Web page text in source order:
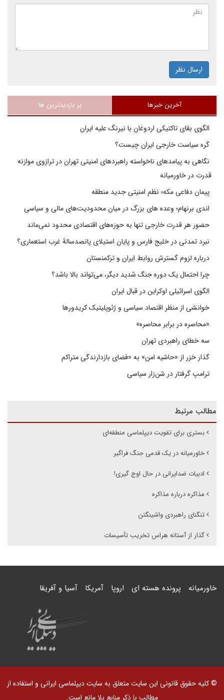
ارسال نظر
آخرین خبرها پر بازدیدترین ها
الگوی بقای تاکتیکی اردوغان با نیرنگ علیه ایران
گره سیاست خارجی ایران چیست؟
نگاهی به پیامدهای ناخواسته راهبردهای امنیتی تهران در ترازوی موازنه
قدرت در خاورمیانه
پیمان دفاعی مکه؛ نظم امنیتی جدید منطقه
اندی برنهام؛ وعده های بزرگ در میان محدودیت‌های مالی و سیاسی
حضور هر قدرت خارجی تنها به حوزه‌های اقتصادی محدود نمی‌ماند
نبرد تمدنی در خلیج فارس و پایان استیلای پانصدسالۀ غرب استعماری؟
درباره لزوم گسترش روابط ایران و ترکمنستان
چرا احتمال یک دوره جنگ شدید دیگر، می‌تواند بالا باشد؟
الگوی اسرائیلی اوکراین در قبال ایران
خوانشی از منظر اقتصاد سیاسی و ژئوپلیتیک کریدورها
«محاصره در برابر محاصره»
سه خطای راهبردی تهران
گذار خزر از «حاشیه امن» به «فضای بازدارندگی متراکم
ترامپ گرفتار در شن‌زار سیاسی
مطالب مرتبط
بستری برای تقویت دیپلماسی منطقه‌ای
خاورمیانه در یک قدمی جنگ فراگیر
ادبیات ضدایرانی در حال اوج گیری!
مذاکره درباره مذاکره
تنگنای راهبردی واشینگتن
گذار از آستانه هراس تخریب تأسیسات
خاورمیانه پرونده هسته ای اروپا آمریکا آسیا و آفریقا
© کلیه حقوق قانونی این سایت متعلق به سایت دیپلماسی ایرانی و استفاده از
مطالب با ذکر منابع بلا مانع است.